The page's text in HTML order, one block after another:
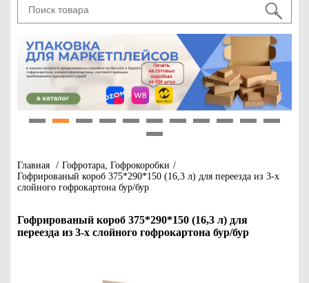
Главная / Гофротара, Гофрокоробки /
Гофрированый короб 375*290*150 (16,3 л) для переезда из 3-х
слойного гофрокартона бур/бур
Гофрированый короб 375*290*150 (16,3 л) для
переезда из 3-х слойного гофрокартона бур/бур